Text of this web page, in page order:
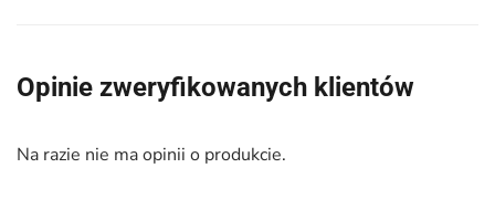
Opinie zweryfikowanych klientów
Na razie nie ma opinii o produkcie.